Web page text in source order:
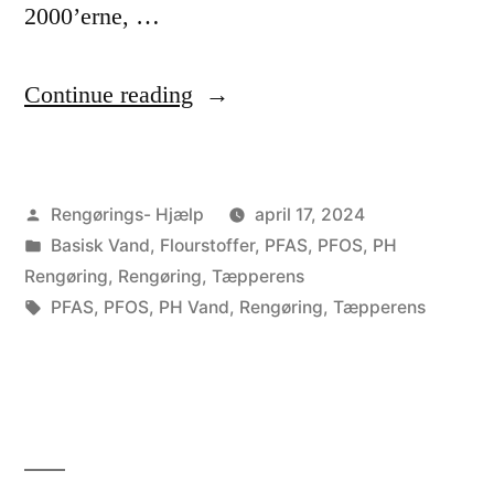
2000’erne, …
Continue reading
A
:
Posted
by
Rengørings- Hjælp
april 17, 2024
Posted
in
Basisk Vand, Flourstoffer, PFAS, PFOS, PH
Rengøring, Rengøring, Tæpperens
Tags:
PFAS, PFOS, PH Vand, Rengøring, Tæpperens